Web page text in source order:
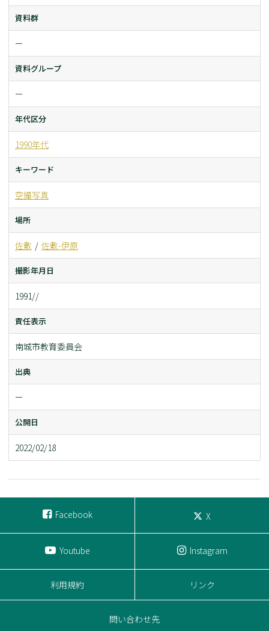
資料群
ー
資料グループ
ー
年代区分
1990年代
キーワード
空撮写真
場所
佐敷 佐敷-伊原
撮影年月日
1991//
責任表示
南城市教育委員会
出典
ー
公開日
2022/02/18
Facebook X
Youtube Instagram
利用規約 リンク
問い合わせ先